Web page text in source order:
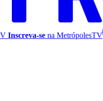
Inscreva-se na MetrópolesTV